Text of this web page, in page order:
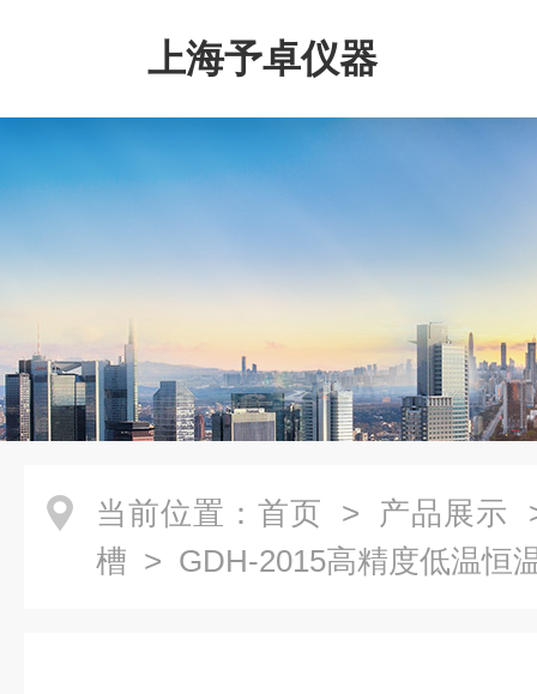
上海予卓仪器
当前位置： 首页 > 产品展示
槽 > GDH-2015高精度低温恒